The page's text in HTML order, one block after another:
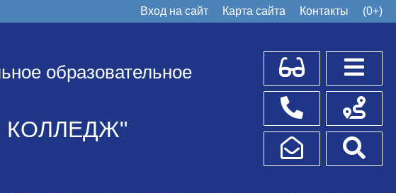
Вход на сайт Карта сайта Контакты (0+)
образовательное
КОЛЛЕДЖ"
Для слабовидящих
Телефоны
Написать обращение
Схема